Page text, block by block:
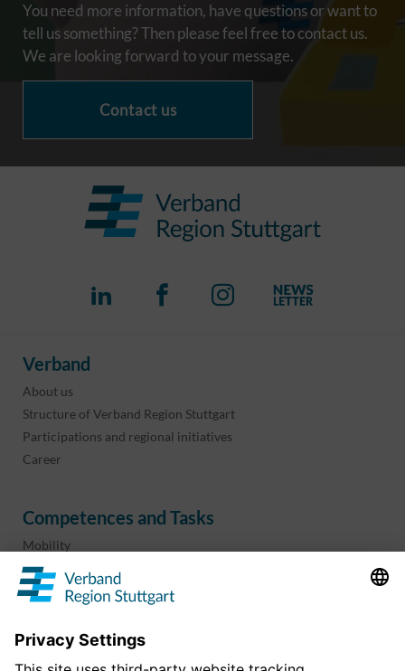
You need more information, have questions or want to
tell us something? Then please feel free to contact us.
We are looking forward to your message.
Contact us
Verband
About us
Structure of Verband Region Stuttgart
Participations and regional initiatives
Career
Competences and Tasks
Mobility
Regional planning
Business development